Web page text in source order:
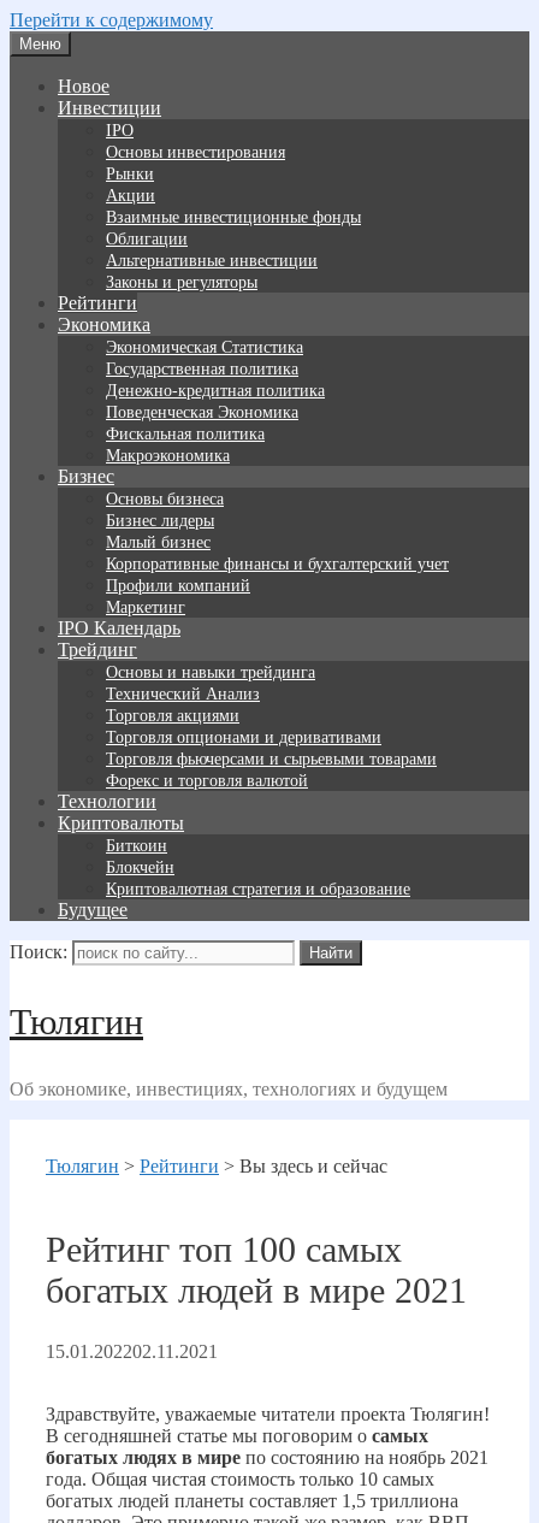
Перейти к содержимому
Меню
Новое
Инвестиции
IPO
Основы инвестирования
Рынки
Акции
Взаимные инвестиционные фонды
Облигации
Альтернативные инвестиции
Законы и регуляторы
Рейтинги
Экономика
Экономическая Статистика
Государственная политика
Денежно-кредитная политика
Поведенческая Экономика
Фискальная политика
Макроэкономика
Бизнес
Основы бизнеса
Бизнес лидеры
Малый бизнес
Корпоративные финансы и бухгалтерский учет
Профили компаний
Маркетинг
IPO Календарь
Трейдинг
Основы и навыки трейдинга
Технический Анализ
Торговля акциями
Торговля опционами и деривативами
Торговля фьючерсами и сырьевыми товарами
Форекс и торговля валютой
Технологии
Криптовалюты
Биткоин
Блокчейн
Криптовалютная стратегия и образование
Будущее
Поиск:
Тюлягин
Об экономике, инвестициях, технологиях и будущем
Тюлягин > Рейтинги > Вы здесь и сейчас
Рейтинг топ 100 самых
богатых людей в мире 2021
15.01.202202.11.2021
Здравствуйте, уважаемые читатели проекта Тюлягин!
В сегодняшней статье мы поговорим о самых
богатых людях в мире по состоянию на ноябрь 2021
года. Общая чистая стоимость только 10 самых
богатых людей планеты составляет 1,5 триллиона